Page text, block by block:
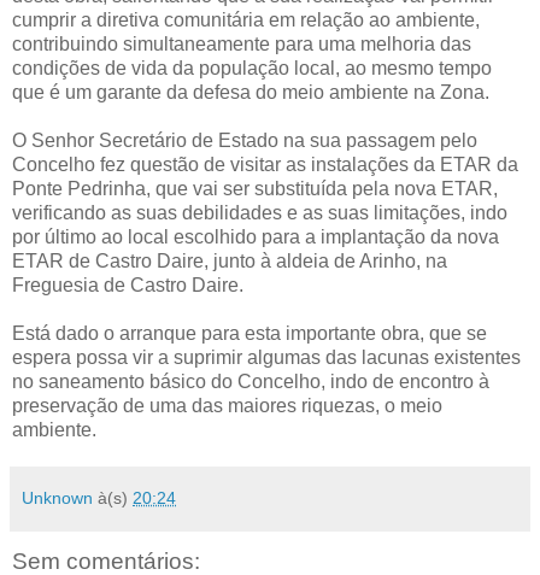
cumprir a diretiva comunitária em relação ao ambiente,
contribuindo simultaneamente para uma melhoria das
condições de vida da população local, ao mesmo tempo
que é um garante da defesa do meio ambiente na Zona.
O Senhor Secretário de Estado na sua passagem pelo
Concelho fez questão de visitar as instalações da ETAR da
Ponte Pedrinha, que vai ser substituída pela nova ETAR,
verificando as suas debilidades e as suas limitações, indo
por último ao local escolhido para a implantação da nova
ETAR de Castro Daire, junto à aldeia de Arinho, na
Freguesia de Castro Daire.
Está dado o arranque para esta importante obra, que se
espera possa vir a suprimir algumas das lacunas existentes
no saneamento básico do Concelho, indo de encontro à
preservação de uma das maiores riquezas, o meio
ambiente.
Unknown à(s) 20:24
Sem comentários: